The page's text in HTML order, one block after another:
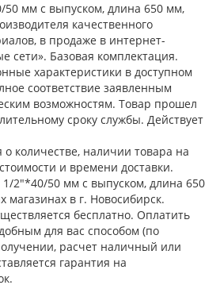
50 мм с выпуском, длина 650 мм,
качественного
в продаже в интернет-
сети». Базовая комплектация.
характеристики в доступном
соответствие заявленным
возможностям. Товар прошел
сроку службы. Действует
количестве, наличии товара на
и времени доставки.
1/2"*40/50 мм с выпуском, длина 650
в г. Новосибирск.
бесплатно. Оплатить
для вас способом (по
расчет наличный или
гарантия на